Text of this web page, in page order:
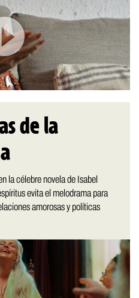
de la
la célebre novela de Isabel
evita el melodrama para
amorosas y políticas